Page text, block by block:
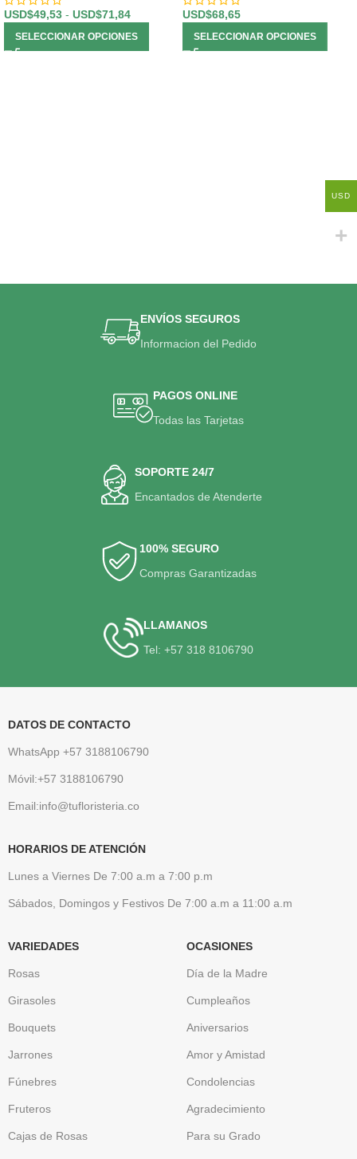
USD$49,53 - USD$71,84
SELECCIONAR OPCIONES
USD$68,65
SELECCIONAR OPCIONES
ENVÍOS SEGUROS
Informacion del Pedido
PAGOS ONLINE
Todas las Tarjetas
SOPORTE 24/7
Encantados de Atenderte
100% SEGURO
Compras Garantizadas
LLAMANOS
Tel: +57 318 8106790
DATOS DE CONTACTO
WhatsApp +57 3188106790
Móvil:+57 3188106790
Email:info@tufloristeria.co
HORARIOS DE ATENCIÓN
Lunes a Viernes De 7:00 a.m a 7:00 p.m
Sábados, Domingos y Festivos De 7:00 a.m a 11:00 a.m
VARIEDADES
Rosas
Girasoles
Bouquets
Jarrones
Fúnebres
Fruteros
Cajas de Rosas
OCASIONES
Día de la Madre
Cumpleaños
Aniversarios
Amor y Amistad
Condolencias
Agradecimiento
Para su Grado
USD